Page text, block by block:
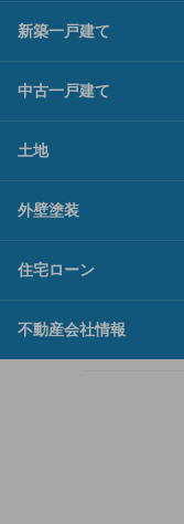
新築一戸建て
中古一戸建て
土地
外壁塗装
住宅ローン
不動産会社情報